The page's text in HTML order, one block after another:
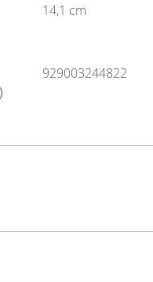
14,1 cm
929003244822